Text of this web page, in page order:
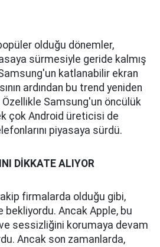
olduğu dönemler,
sürmesiyle geride kalmış
katlanabilir ekran
ardından bu trend yeniden
Özellikle Samsung'un öncülük
çok Android üreticisi de
piyasaya sürdü.
DİKKATE ALIYOR
firmalarda olduğu gibi,
bekliyordu. Ancak Apple, bu
sessizliğini korumaya devam
Ancak son zamanlarda,